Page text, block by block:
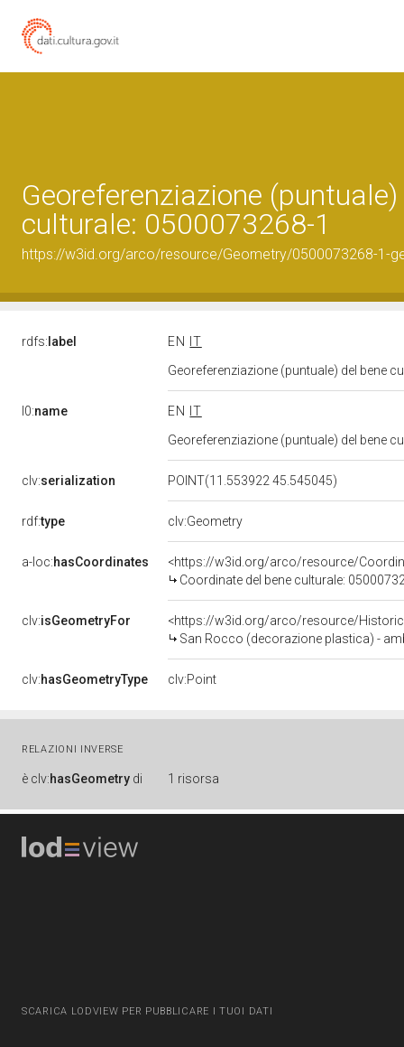
Georeferenziazione
culturale: 0500073268-1
https://w3id.org/arco/resource/Geometry/0500073268-1-
rdfs: label EN
IT
Georeferenziazione (puntuale) del bene
l0:name EN
IT
Georeferenziazione (puntuale) del bene
clv:serialization POINT(11.553922 45.545045)
rdf:type clv:Geometry
a-loc:hasCoordinates
<https://w3id.org/arco/resource/
Coordinate del bene culturale:
clv:isGeometryFor
<https://w3id.org/arco/resource/
San Rocco (decorazione plastica) -
clv:hasGeometryType clv:Point
RELAZIONI INVERSE
è clv:hasGeometry di 1 risorsa
SCARICA LODVIEW PER PUBBLICARE I TUOI DATI